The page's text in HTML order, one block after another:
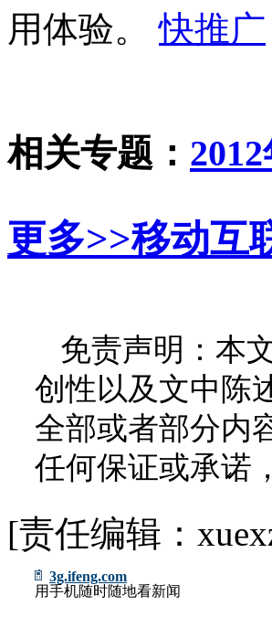
用体验。
相关专题：
更多>>移动互
免责声明：本
创性以及文中陈
全部或者部分内
任何保证或承诺
[责任编辑：
3g.ifeng.com
用手机随时随地看新闻